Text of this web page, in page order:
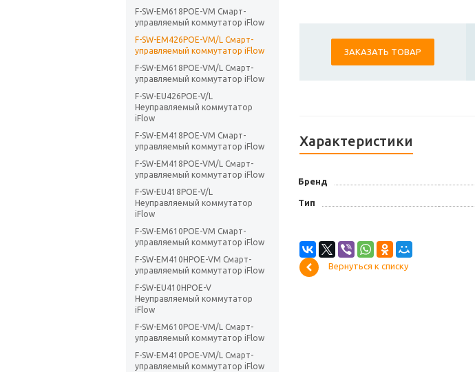
F-SW-EM618POE-VM Смарт-
управляемый коммутатор iFlow
F-SW-EM426POE-VM/L Смарт-
управляемый коммутатор iFlow
F-SW-EM618POE-VM/L Смарт-
управляемый коммутатор iFlow
F-SW-EU426POE-V/L
Неуправляемый коммутатор
iFlow
F-SW-EM418POE-VM Смарт-
управляемый коммутатор iFlow
F-SW-EM418POE-VM/L Смарт-
управляемый коммутатор iFlow
F-SW-EU418POE-V/L
Неуправляемый коммутатор
iFlow
F-SW-EM610POE-VM Смарт-
управляемый коммутатор iFlow
F-SW-EM410HPOE-VM Смарт-
управляемый коммутатор iFlow
F-SW-EU410HPOE-V
Неуправляемый коммутатор
iFlow
F-SW-EM610POE-VM/L Смарт-
управляемый коммутатор iFlow
F-SW-EM410POE-VM/L Смарт-
управляемый коммутатор iFlow
ЗАКАЗАТЬ ТОВАР
Характеристики
Бренд
Тип
Вернуться к списку